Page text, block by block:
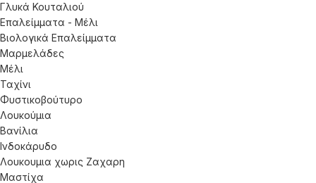
Γλυκά Κουταλιού
Επαλείμματα - Μέλι
Βιολογικά Επαλείμματα
Μαρμελάδες
Μέλι
Ταχίνι
Φυστικοβούτυρο
Λουκούμια
Βανίλια
Ινδοκάρυδο
Λουκουμια χωρις Ζαχαρη
Μαστίχα